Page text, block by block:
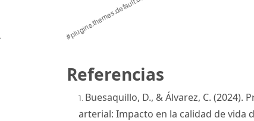
Referencias
Buesaquillo, D., & Álvarez, C.
arterial: Impacto en la calidad de vida